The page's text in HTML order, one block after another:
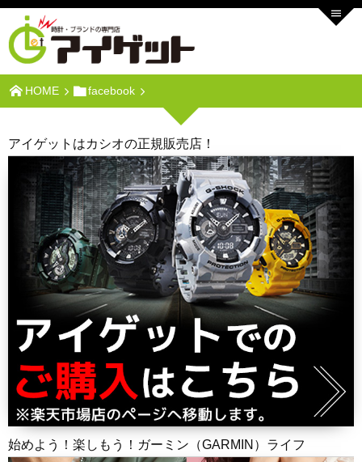
HOME facebook
アイゲットはカシオの正規販売店！
始めよう！楽しもう！ガーミン（GARMIN）ライフ